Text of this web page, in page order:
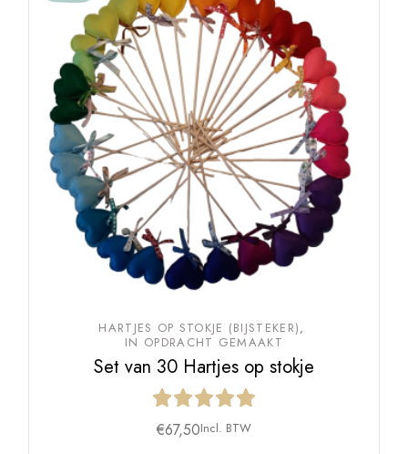
HARTJES OP STOKJE (BIJSTEKER)
IN OPDRACHT GEMAAKT
Set van 30 Hartjes op stokje
€67,50Incl. BTW